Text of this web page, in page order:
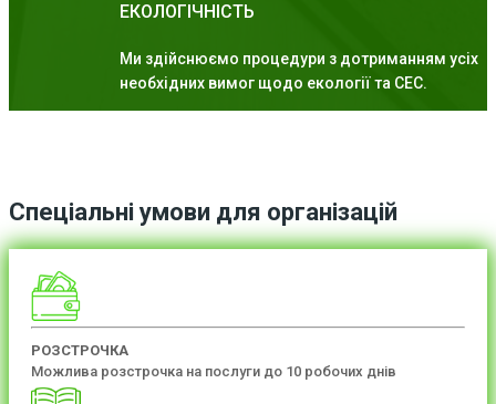
ЕКОЛОГІЧНІСТЬ
Ми здійснюємо процедури з дотриманням усіх
необхідних вимог щодо екології та СЕС.
Спеціальні умови для організацій
РОЗСТРОЧКА
Можлива розстрочка на послуги до 10 робочих днів